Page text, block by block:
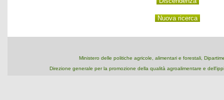
Ministero delle politiche agricole, alimentari e forestali,
Direzione generale per la promozione della qualità agroalimentare e